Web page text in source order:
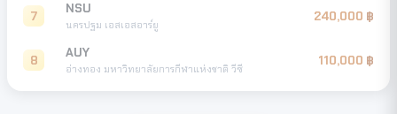
7 NSU
นครปฐม เอสเอสอาร์ยู
240,000
8 AUY
อ่างทอง มหาวิทยาลัยการกีฬาแห่งชาติ วีซี
110,000